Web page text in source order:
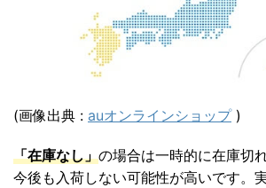
(画像出典 : auオンラインショップ)
「在庫なし」の場合は一時的に在庫切
今後も入荷しない可能性が高いです。